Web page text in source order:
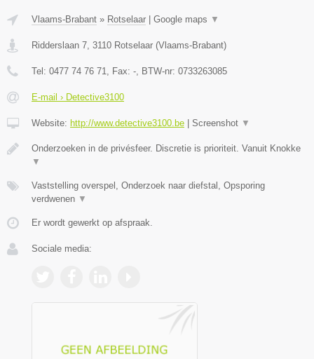
Vlaams-Brabant » Rotselaar Google maps ▼
Ridderslaan 7 3110 Rotselaar (Vlaams-Brabant)
Tel: 0477 74 76 71 , Fax: - , BTW-nr: 0733263085
E-mail › Detective3100
Website: http://www.detective3100.be Screenshot ▼
Onderzoeken in de privésfeer. Discretie is prioriteit. Vanuit Knokke
▼
Vaststelling overspel, Onderzoek naar diefstal, Opsporing
verdwenen ▼
Er wordt gewerkt op afspraak.
Sociale media: